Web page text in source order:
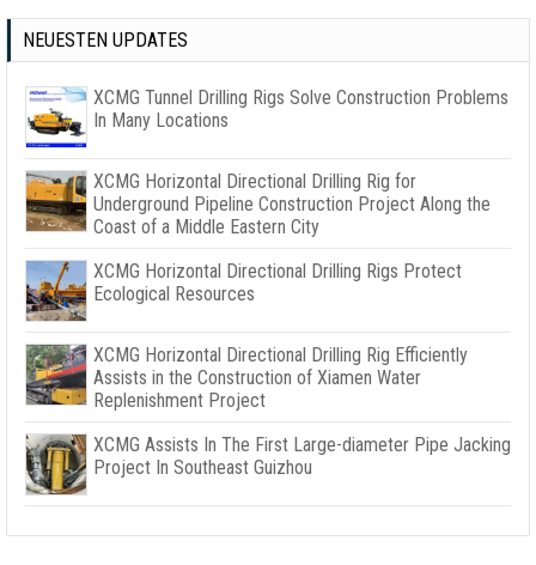
NEUESTEN UPDATES
XCMG Tunnel Drilling Rigs Solve Construction Problems
In Many Locations
XCMG Horizontal Directional Drilling Rig for
Underground Pipeline Construction Project Along the
Coast of a Middle Eastern City
XCMG Horizontal Directional Drilling Rigs Protect
Ecological Resources
XCMG Horizontal Directional Drilling Rig Efficiently
Assists in the Construction of Xiamen Water
Replenishment Project
XCMG Assists In The First Large-diameter Pipe Jacking
Project In Southeast Guizhou